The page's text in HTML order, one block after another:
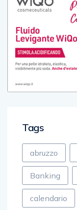
Tags
abruzzo
Banking
calendario